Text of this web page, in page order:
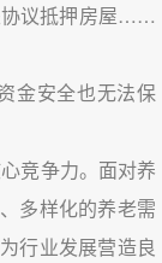
协议抵押房屋……
金安全也无法保
竞争力。面对养
多样化的养老需
行业发展营造良